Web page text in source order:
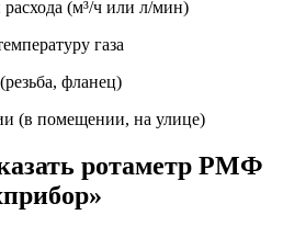
(м³/ч или л/мин)
газа
фланец)
(в помещении, на улице)
ротаметр РМФ